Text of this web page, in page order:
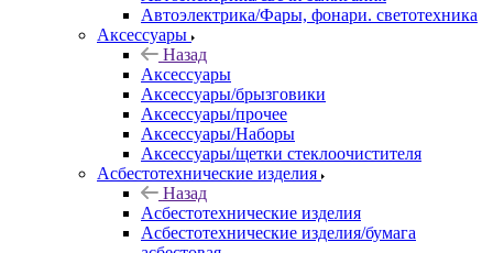
Автоэлектрика/Фары, фонари. светотехника
Аксессуары
Назад
Аксессуары
Аксессуары/брызговики
Аксессуары/прочее
Аксессуары/Наборы
Аксессуары/щетки стеклоочистителя
Асбестотехнические изделия
Назад
Асбестотехнические изделия
Асбестотехнические изделия/бумага